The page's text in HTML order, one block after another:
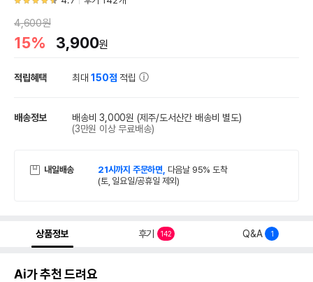
4,600원
15% 3,900원
적립혜택 최대150점 적립
배송정보 배송비 3,000원 (제주/도서산간 배송비 별도)
(3만원 이상 무료배송)
내일배송 21시까지 주문하면, 다음날 95% 도착
(토, 일요일/공휴일 제외)
상품정보 후기 142 Q&A 1
Ai가 추천 드려요